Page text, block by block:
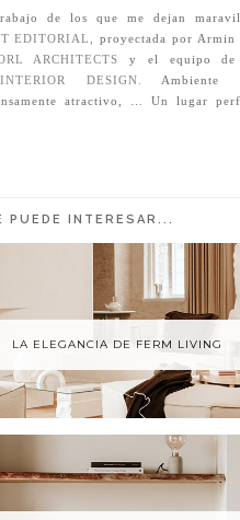
de los que me dejan
EDITORIAL,
proyectada por
ARCHITECTS
y el equipo
DESIGN
Ambiente
atractivo, … Un lugar
PUEDE INTERESAR...
LA ELEGANCIA DE FERM LIVING